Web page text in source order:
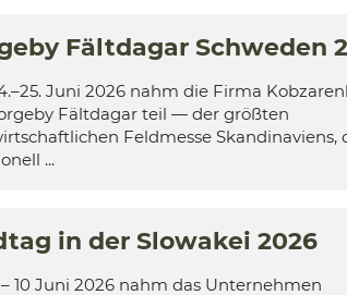
Fältdagar Schweden
Juni 2026 nahm die Firma
Fältdagar teil — der größten
Feldmesse Skandinaviens,
...
in der Slowakei 2026
10 Juni 2026 nahm das Unternehmen